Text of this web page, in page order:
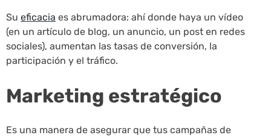
Su eficacia es abrumadora: ahí donde haya un vídeo
(en un artículo de blog, un anuncio, un post en redes
sociales), aumentan las tasas de conversión, la
participación y el tráfico.
Marketing estratégico
Es una manera de asegurar que tus campañas de